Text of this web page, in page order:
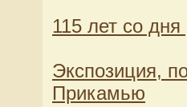
115 лет со
Экспозиция,
Прикамью